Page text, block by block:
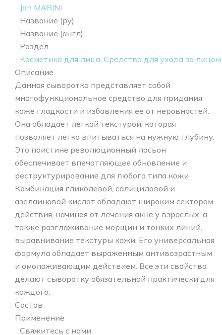
Jan MARINI
Название (ру)
Название (англ)
Раздел
Косметика для лица Средства для ухода за лицом
Описание
Данная сыворотка представляет собой
многофункциональное средство для придания
коже гладкости и избавления ее от неровностей.
Она обладает легкой текстурой, которая
позволяет легко впитываться на нужную глубину.
Это поистине революционный лосьон
обеспечивает впечатляющее обновление и
реструктурирование для любого типа кожи
Комбинация гликолевой, салициловой и
азелаиновой кислот обладают широким сектором
действия, начиная от лечения акне у взрослых, а
также разглаживание морщин и тонких линий,
выравнивание текстуры кожи. Его универсальная
формула обладает выраженным антивозрастным
и омолаживающим действием. Все эти свойства
делают сыворотку обязательной практически для
каждого.
Состав
Применение
Свяжитесь с нами